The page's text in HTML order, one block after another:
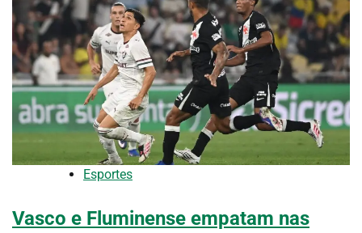
Esportes
Vasco e Fluminense empatam nas